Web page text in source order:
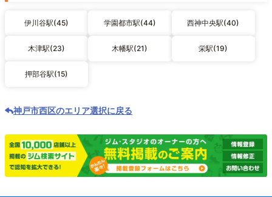
伊川谷駅(45) 学園都市駅(44) 西神中央駅(40)
木津駅(23) 木幡駅(21) 栄駅(19)
押部谷駅(15)
神戸市西区のエリア選択に戻る